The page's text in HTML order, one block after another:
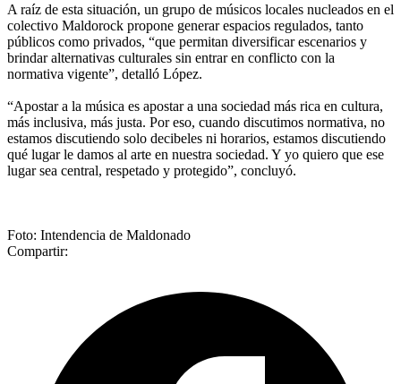
A raíz de esta situación, un grupo de músicos locales nucleados en el
colectivo Maldorock propone generar espacios regulados, tanto
públicos como privados, “que permitan diversificar escenarios y
brindar alternativas culturales sin entrar en conflicto con la
normativa vigente”, detalló López.
“Apostar a la música es apostar a una sociedad más rica en cultura,
más inclusiva, más justa. Por eso, cuando discutimos normativa, no
estamos discutiendo solo decibeles ni horarios, estamos discutiendo
qué lugar le damos al arte en nuestra sociedad. Y yo quiero que ese
lugar sea central, respetado y protegido”, concluyó.
Foto: Intendencia de Maldonado
Compartir: